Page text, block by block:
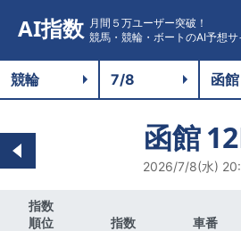
AI指数 月間５万ユーザー突破！
競馬・競輪・ボートのAI予想サ
函館
2026/7/8(水)
指数
順位
指数 車番